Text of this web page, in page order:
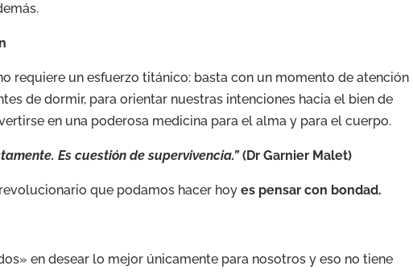
requiere un esfuerzo titánico: basta con un momento de atención
de dormir, para orientar nuestras intenciones hacia el bien de
en una poderosa medicina para el alma y para el cuerpo.
Es cuestión de supervivencia.”(Dr Garnier Malet)
que podamos hacer hoyes pensar con bondad.
en desear lo mejor únicamente para nosotros y eso no tiene